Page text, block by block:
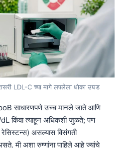
LDL-C च्या मागे लपलेला धोका उघड
साधारणपणे उच्च मानले जाते आणि
किंवा त्याहून अधिकशी जुळते; पण
असल्यास विसंगती
मी अशा रुग्णांना पाहिले आहे ज्यांचे